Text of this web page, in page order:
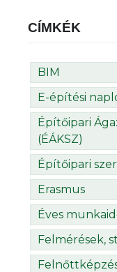
CÍMKÉK
BIM
E-építési
Építőipari
(ÉÁKSZ)
Építőipari
Erasmus
Éves
Felmérések,